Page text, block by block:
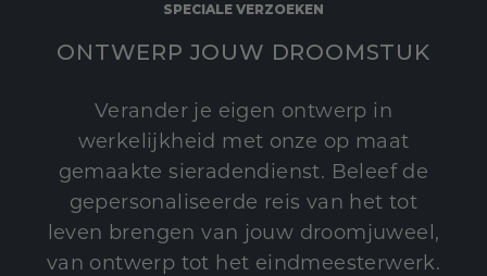
SPECIALE VERZOEKEN
ONTWERP JOUW DROOMSTUK
Verander je eigen ontwerp in
werkelijkheid met onze op maat
gemaakte sieradendienst. Beleef de
gepersonaliseerde reis van het tot
leven brengen van jouw droomjuweel,
van ontwerp tot het eindmeesterwerk.